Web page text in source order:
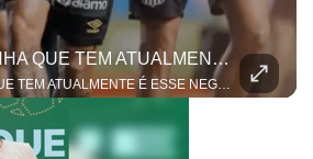
"A MAIOR LADAINHA QUE TEM ATUALMENTE É ESSE NEGÓCIO!
"A MAIOR LADAINHA QUE TEM ATUALMENTE É ESSE NEGÓCIO!" A resenha sobre o duelo entre Santos e Remo pegou fogo e colocou o Benja e o Dentinho em lados opostos da mesa! Tudo começou quando o ex-jogador mandou a real dizendo que o favoritismo e a tradição do Peixe vão pesar no jogo de volta da Copa do Brasil. Mas nosso apresentador não deixou passar batido e contestou. Para ele, esse papo de "peso de camisa" ficou no passado e não entra mais em campo no futebol moderno!